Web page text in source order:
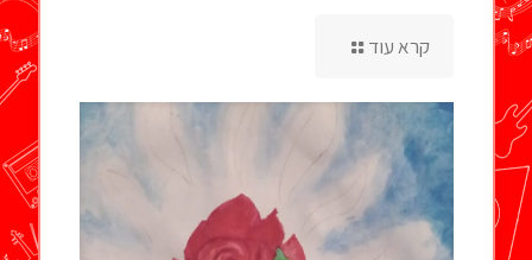
קרא עוד